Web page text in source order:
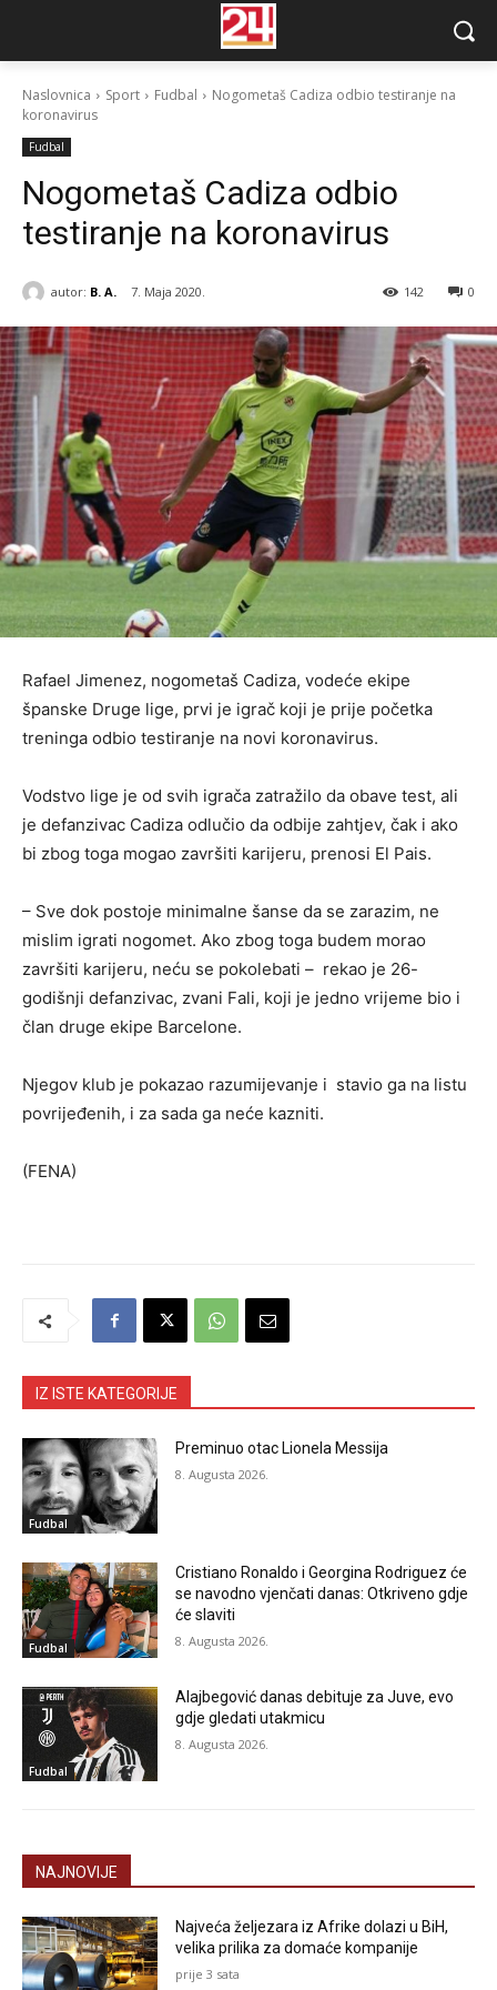
Naslovnica Sport Fudbal
Nogometaš Cadiza odbio testiranje na
koronavirus
Fudbal
Nogometaš Cadiza odbio
testiranje na koronavirus
autor: B. A. 7. Maja 2020. 0
142
Rafael Jimenez, nogometaš Cadiza, vodeće ekipe
španske Druge lige, prvi je igrač koji je prije početka
treninga odbio testiranje na novi koronavirus.
Vodstvo lige je od svih igrača zatražilo da obave test, ali
je defanzivac Cadiza odlučio da odbije zahtjev, čak i ako
bi zbog toga mogao završiti karijeru, prenosi El Pais.
– Sve dok postoje minimalne šanse da se zarazim, ne
mislim igrati nogomet. Ako zbog toga budem morao
završiti karijeru, neću se pokolebati – rekao je 26-
godišnji defanzivac, zvani Fali, koji je jedno vrijeme bio i
član druge ekipe Barcelone.
Njegov klub je pokazao razumijevanje i stavio ga na listu
povrijeđenih, i za sada ga neće kazniti.
(FENA)
IZ ISTE KATEGORIJE
Fudbal
Preminuo otac Lionela Messija
8. Augusta 2026.
Fudbal
Cristiano Ronaldo i Georgina Rodriguez će
se navodno vjenčati danas: Otkriveno gdje
će slaviti
8. Augusta 2026.
Fudbal
Alajbegović danas debituje za Juve, evo
gdje gledati utakmicu
8. Augusta 2026.
NAJNOVIJE
Najveća željezara iz Afrike dolazi u BiH,
velika prilika za domaće kompanije
prije 3 sata